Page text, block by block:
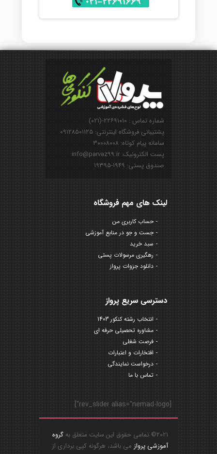
شماره تماس : ۲۲۶۹۱۰۱۰-(۰۲۱)
پشتیبانی فروشگاه اینترنتی: ۰۹۱۲۸۵۰۱۱۲۵
سامانه پیام کوتاه: ۳۰۰۰۸۰۰۸
پست الکترونیک: info@parvaz99.ir
صندوق پستی: ۱۹۴۹-۱۹۳۹۵
لینک های مهم فروشگاه
حساب کاربری من
جست و جو در منابع آموزشی
سبد خرید
رهگیری مرسولات پستی
دانلود جزوات پرواز
دسترسی سریع پرواز
انتخاب رشته کنکور 1403
مشاوره تحصیلی حرفه ای
فرصت شغلی
افتخارات و اعتبارات
درخواست نمایندگی
تماس با ما
[rev_slider alias="nemad-logo"]
2021© تمامی حقوق این سایت متعلق به
گروه
آموزشی پرواز می باشد، هرگونه کپی برداری از